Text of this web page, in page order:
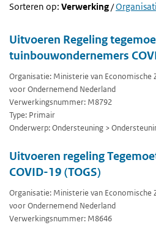
Sorteren op: Verwerking/
Uitvoeren Regeling
tuinbouwondernemers
Organisatie: Ministerie van Economische
voor Ondernemend Nederland
Verwerkingsnummer: M8792
Type: Primair
Onderwerp: Ondersteuning >
Uitvoeren regeling
COVID-19 (TOGS)
Organisatie: Ministerie van Economische
voor Ondernemend Nederland
Verwerkingsnummer: M8646